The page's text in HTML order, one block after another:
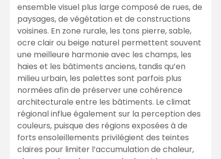
ensemble visuel plus large composé de rues, de
paysages, de végétation et de constructions
voisines. En zone rurale, les tons pierre, sable,
ocre clair ou beige naturel permettent souvent
une meilleure harmonie avec les champs, les
haies et les bâtiments anciens, tandis qu’en
milieu urbain, les palettes sont parfois plus
normées afin de préserver une cohérence
architecturale entre les bâtiments. Le climat
régional influe également sur la perception des
couleurs, puisque des régions exposées à de
forts ensoleillements privilégient des teintes
claires pour limiter l’accumulation de chaleur,